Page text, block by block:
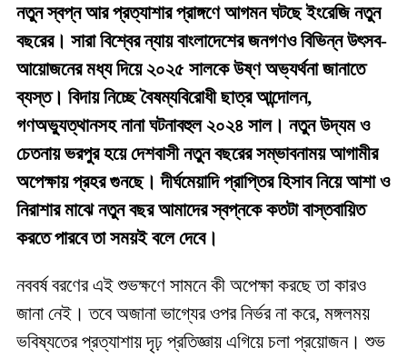
নতুন স্বপ্ন আর প্রত্যাশার প্রাঙ্গণে আগমন ঘটছে ইংরেজি নতুন
বছরের। সারা বিশ্বের ন্যায় বাংলাদেশের জনগণও বিভিন্ন উৎসব-
আয়োজনের মধ্য দিয়ে ২০২৫ সালকে উষ্ণ অভ্যর্থনা জানাতে
ব্যস্ত। বিদায় নিচ্ছে বৈষম্যবিরোধী ছাত্র আন্দোলন,
গণঅভ্যুত্থানসহ নানা ঘটনাবহুল ২০২৪ সাল। নতুন উদ্যম ও
চেতনায় ভরপুর হয়ে দেশবাসী নতুন বছরের সম্ভাবনাময় আগামীর
অপেক্ষায় প্রহর গুনছে। দীর্ঘমেয়াদি প্রাপ্তির হিসাব নিয়ে আশা ও
নিরাশার মাঝে নতুন বছর আমাদের স্বপ্নকে কতটা বাস্তবায়িত
করতে পারবে তা সময়ই বলে দেবে।
নববর্ষ বরণের এই শুভক্ষণে সামনে কী অপেক্ষা করছে তা কারও
জানা নেই। তবে অজানা ভাগ্যের ওপর নির্ভর না করে, মঙ্গলময়
ভবিষ্যতের প্রত্যাশায় দৃঢ় প্রতিজ্ঞায় এগিয়ে চলা প্রয়োজন। শুভ